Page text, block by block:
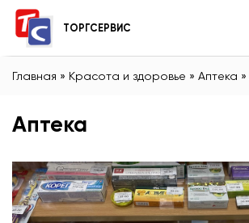
ТОРГСЕРВИС
Главная » Красота и здоровье » Аптека »
Аптека